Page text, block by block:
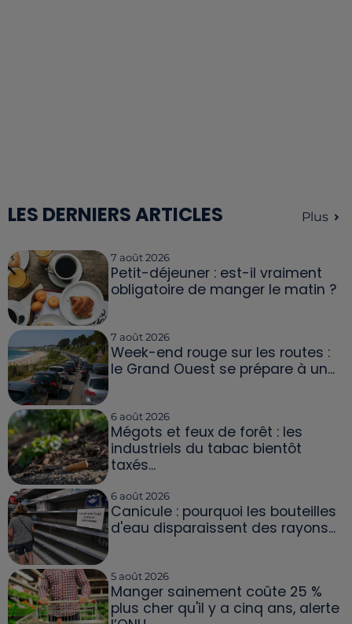
LES DERNIERS ARTICLES Plus
7 août 2026
Petit-déjeuner : est-il vraiment
obligatoire de manger le matin ?
7 août 2026
Week-end rouge sur les routes :
le Grand Ouest se prépare à un...
6 août 2026
Mégots et feux de forêt : les
industriels du tabac bientôt
taxés...
6 août 2026
Canicule : pourquoi les bouteilles
d'eau disparaissent des rayons...
5 août 2026
Manger sainement coûte 25 %
plus cher qu'il y a cinq ans, alerte